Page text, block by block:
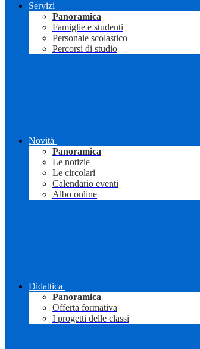
Servizi
Panoramica
Famiglie e studenti
Personale scolastico
Percorsi di studio
Novità
Panoramica
Le notizie
Le circolari
Calendario eventi
Albo online
Didattica
Panoramica
Offerta formativa
I progetti delle classi